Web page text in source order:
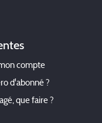
compte
d'abonné ?
que faire ?